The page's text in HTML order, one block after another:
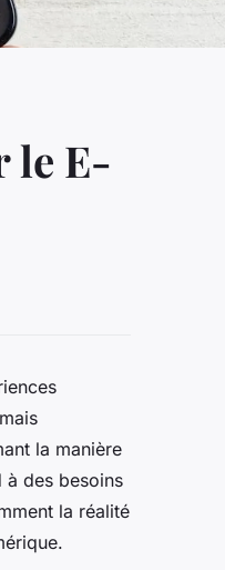
le E-
la manière
des besoins
la réalité